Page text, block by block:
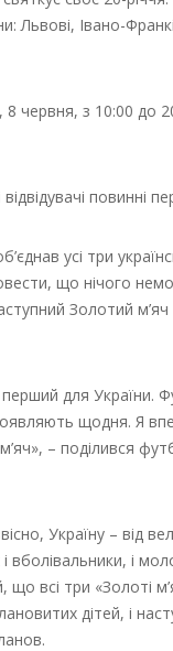
Львові, Івано-
червня, з 10:00 до
повинні
усі три
що нічого
Золотий м’яч
для України.
щодня. Я
– поділився
Україну – від
вболівальники, і
всі три «Золоті
дітей, і